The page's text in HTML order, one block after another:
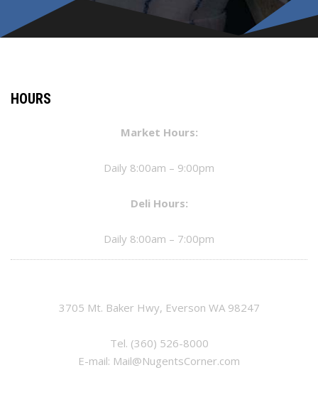
HOURS
Market Hours:
Daily 8:00am – 9:00pm
Deli Hours:
Daily 8:00am – 7:00pm
3705 Mt. Baker Hwy, Everson WA 98247
Tel. (360) 526-8000
E-mail: Mail@NugentsCorner.com